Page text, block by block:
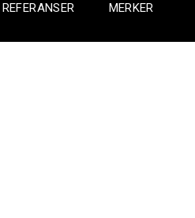
REFERANSER MERKER